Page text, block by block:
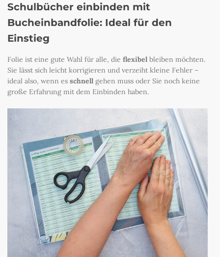
Schulbücher einbinden mit
Bucheinbandfolie: Ideal für den
Einstieg
Folie ist eine gute Wahl für alle, die flexibel bleiben möchten.
Sie lässt sich leicht korrigieren und verzeiht kleine Fehler –
ideal also, wenn es schnell gehen muss oder Sie noch keine
große Erfahrung mit dem Einbinden haben.